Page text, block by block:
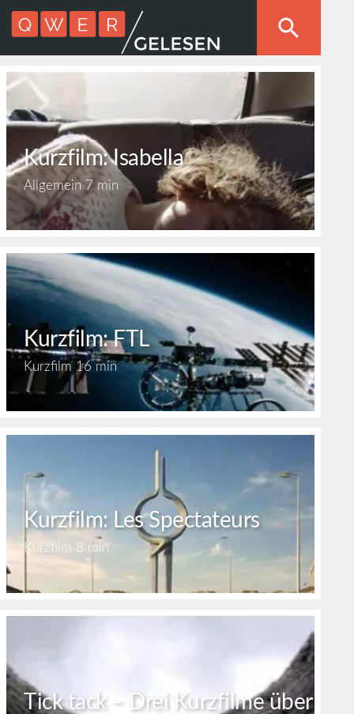
Kurzfilm: Isabella
Allgemein7 min
Kurzfilm: FTL
Kurzfilm 16 min
Kurzfilm: Les Spectateurs
Kurzfilm 8 min
Tick tack – Drei Kurzfilme über